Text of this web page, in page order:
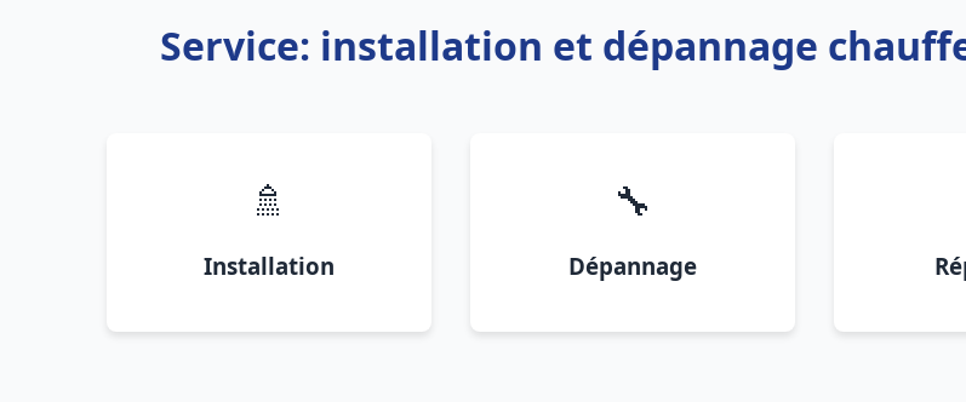
Service: installation et dépannage
🚿
Installation
🔧
Dépannage